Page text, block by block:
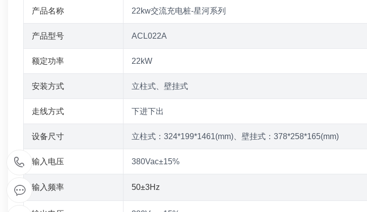
产品名称 22kw交流充电桩-星河系列
产品型号 ACL022A
额定功率 22kW
安装方式 立柱式、壁挂式
走线方式 下进下出
设备尺寸 立柱式：324*199*1461(mm)、壁挂式：378*258*165(mm)
输入电压 380Vac±15%
输入频率 50±3Hz
1
5